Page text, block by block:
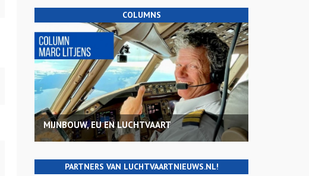
COLUMNS
MIJNBOUW, EU EN LUCHTVAART
PARTNERS VAN LUCHTVAARTNIEUWS.NL!